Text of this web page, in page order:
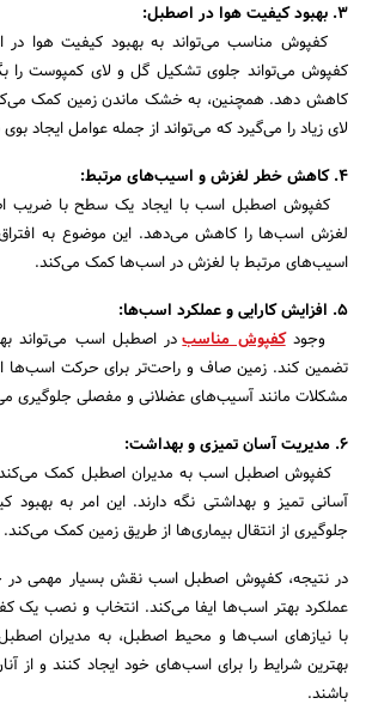
جستجو
3. بهبود کیفیت هوا در اصطبل:
کفپوش مناسب می‌تواند به بهبود کیفیت هوا
کفپوش می‌تواند جلوی تشکیل گل و لای کمپوست را
کاهش دهد. همچنین، به خشک ماندن زمین کمک
لای زیاد را می‌گیرد که می‌تواند از جمله عوامل ایجاد
4. کاهش خطر لغزش و اسیب‌های مرتبط:
کفپوش اصطبل اسب با ایجاد یک سطح با ضریب
لغزش اسب‌ها را کاهش می‌دهد. این موضوع به
اسیب‌های مرتبط با لغزش در اسب‌ها کمک می‌کند.
5. افزایش کارایی و عملکرد اسب‌ها:
وجودکفپوش مناسبدر اصطبل اسب می‌تواند
تضمین کند. زمین صاف و راحت‌تر برای حرکت اسب‌ها
مشکلات مانند آسیب‌های عضلانی و مفصلی جلوگیری
6. مدیریت آسان تمیزی و بهداشت:
کفپوش اصطبل اسب به مدیران اصطبل کمک می‌کند
آسانی تمیز و بهداشتی نگه دارند. این امر به
جلوگیری از انتقال بیماری‌ها از طریق زمین کمک می‌کند.
در نتیجه، کفپوش اصطبل اسب نقش بسیار مهمی در
عملکرد بهتر اسب‌ها ایفا می‌کند. انتخاب و نصب یک
با نیازهای اسب‌ها و محیط اصطبل، به مدیران
بهترین شرایط را برای اسب‌های خود ایجاد کنند و از
باشند.